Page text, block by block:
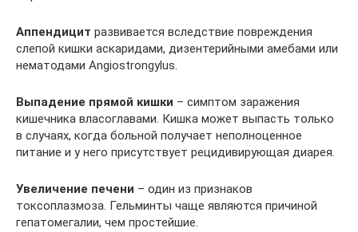
Аппендицит развивается вследствие повреждения
слепой кишки аскаридами, дизентерийными амебами или
нематодами Angiostrongylus.
Выпадение прямой кишки – симптом заражения
кишечника власоглавами. Кишка может выпасть только
в случаях, когда больной получает неполноценное
питание и у него присутствует рецидивирующая диарея.
Увеличение печени – один из признаков
токсоплазмоза. Гельминты чаще являются причиной
гепатомегалии, чем простейшие.